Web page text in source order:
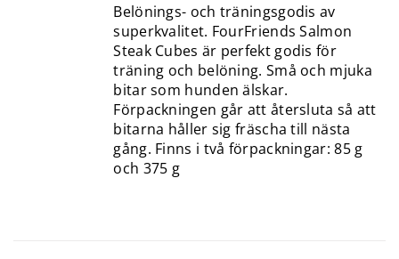
Belönings- och träningsgodis av
superkvalitet. FourFriends Salmon
Steak Cubes är perfekt godis för
träning och belöning. Små och mjuka
bitar som hunden älskar.
Förpackningen går att återsluta så att
bitarna håller sig fräscha till nästa
gång. Finns i två förpackningar: 85 g
och 375 g